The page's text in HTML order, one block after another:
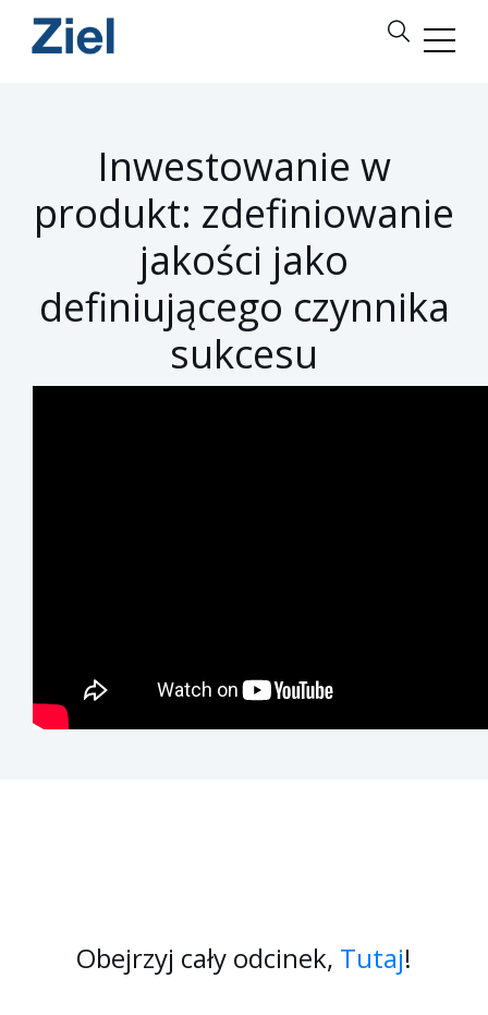
Inwestowanie w
produkt: zdefiniowanie
jakości jako
definiującego czynnika
sukcesu
Obejrzyj cały odcinek, Tutaj!